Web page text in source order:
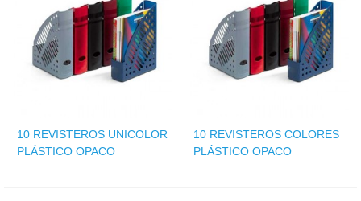
10 REVISTEROS UNICOLOR
PLÁSTICO OPACO
10 REVISTEROS COLORES
PLÁSTICO OPACO